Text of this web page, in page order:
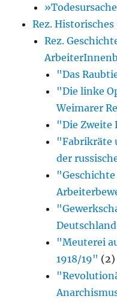
Rez. Historisches
Rez.
"Das
"Die linke
Weimarer
"Die Zweite
"Fabrikräte
der
"Meuterei
1918/19" (2)